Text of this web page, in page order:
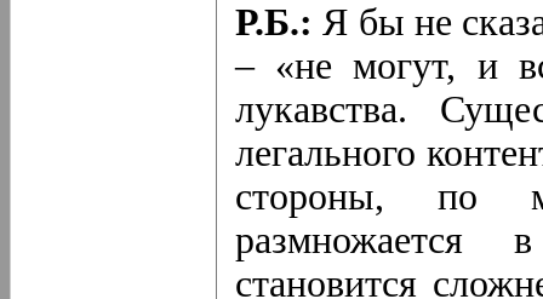
Р.Б.:Я бы не
– «не могут, и
лукавства.
легального
стороны, по
размножается
становится